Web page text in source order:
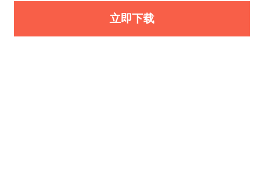
立即下载